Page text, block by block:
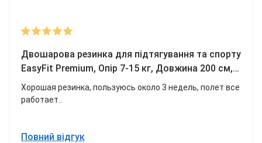
Двошарова резинка для підтягування та спорту
EasyFit Premium, Опір 7-15 кг, Довжина 200 см,
Ширина 1,3 см, Товщина 4,5 мм, Латекс,
Фіолетовий
Хорошая резинка, пользуюсь около 3 недель, полет все
работает..
Повний відгук